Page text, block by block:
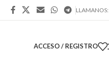
LLAMANOS:
ACCESO / REGISTRO